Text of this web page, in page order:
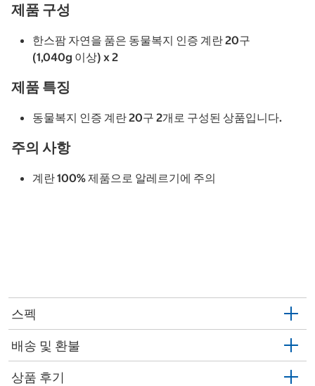
제품 구성
한스팜 자연을 품은 동물복지 인증 계란 20구
(1,040g 이상) x 2
제품 특징
동물복지 인증 계란 20구 2개로 구성된 상품입니다.
주의 사항
계란 100% 제품으로 알레르기에 주의
스펙
배송 및 환불
상품 후기